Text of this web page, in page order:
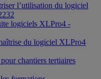
l’utilisation du logiciel
logiciels XLPro4 -
du logiciel XLPro4
chantiers tertiaires